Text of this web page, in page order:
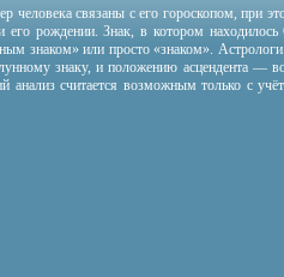
человека связаны с его гороскопом, при
его рождении. Знак, в котором
знаком» или просто «знаком».
знаку, и положению асцендента —
анализ считается возможным только с